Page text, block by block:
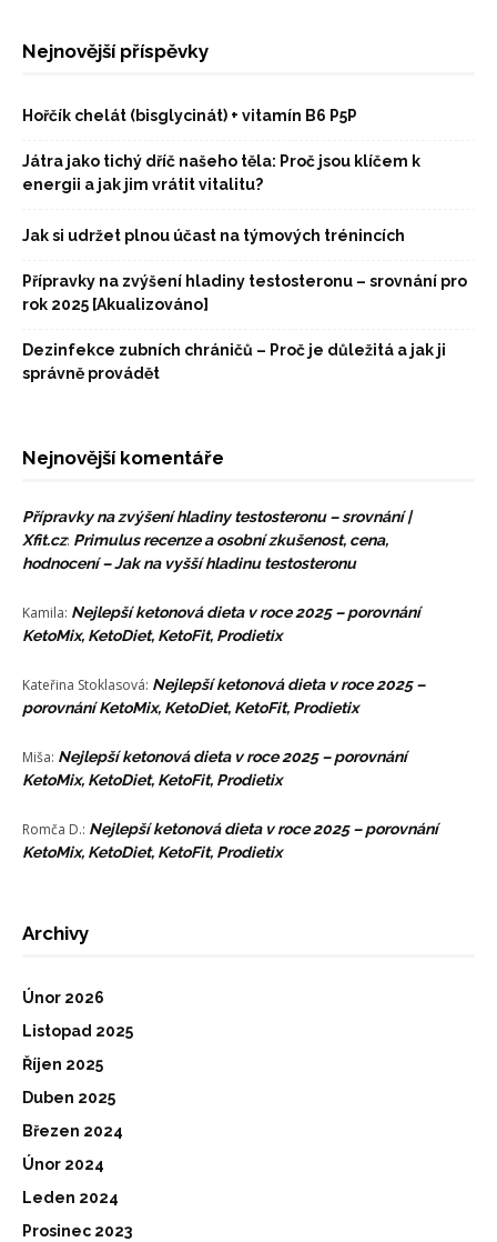
Nejnovější příspěvky
Hořčík chelát (bisglycinát) + vitamín B6 P5P
Játra jako tichý dříč našeho těla: Proč jsou klíčem k
energii a jak jim vrátit vitalitu?
Jak si udržet plnou účast na týmových trénincích
Přípravky na zvýšení hladiny testosteronu – srovnání pro
rok 2025 [Akualizováno]
Dezinfekce zubních chráničů – Proč je důležitá a jak ji
správně provádět
Nejnovější komentáře
Přípravky na zvýšení hladiny testosteronu – srovnání |
Xfit.cz: Primulus recenze a osobní zkušenost, cena,
hodnocení – Jak na vyšší hladinu testosteronu
Kamila: Nejlepší ketonová dieta v roce 2025 – porovnání
KetoMix, KetoDiet, KetoFit, Prodietix
Kateřina Stoklasová: Nejlepší ketonová dieta v roce 2025 –
porovnání KetoMix, KetoDiet, KetoFit, Prodietix
Miša: Nejlepší ketonová dieta v roce 2025 – porovnání
KetoMix, KetoDiet, KetoFit, Prodietix
Romča D.: Nejlepší ketonová dieta v roce 2025 – porovnání
KetoMix, KetoDiet, KetoFit, Prodietix
Archivy
Únor 2026
Listopad 2025
Říjen 2025
Duben 2025
Březen 2024
Únor 2024
Leden 2024
Prosinec 2023